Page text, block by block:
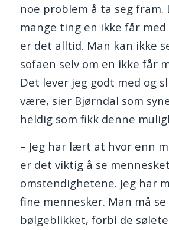
noe problem å ta seg fram.
mange ting en ikke får med
er det alltid. Man kan ikke
sofaen selv om en ikke får
Det lever jeg godt med og
være, sier Bjørndal som
heldig som fikk denne
– Jeg har lært at hvor enn
er det viktig å se
omstendighetene. Jeg har
fine mennesker. Man må
bølgeblikket, forbi de